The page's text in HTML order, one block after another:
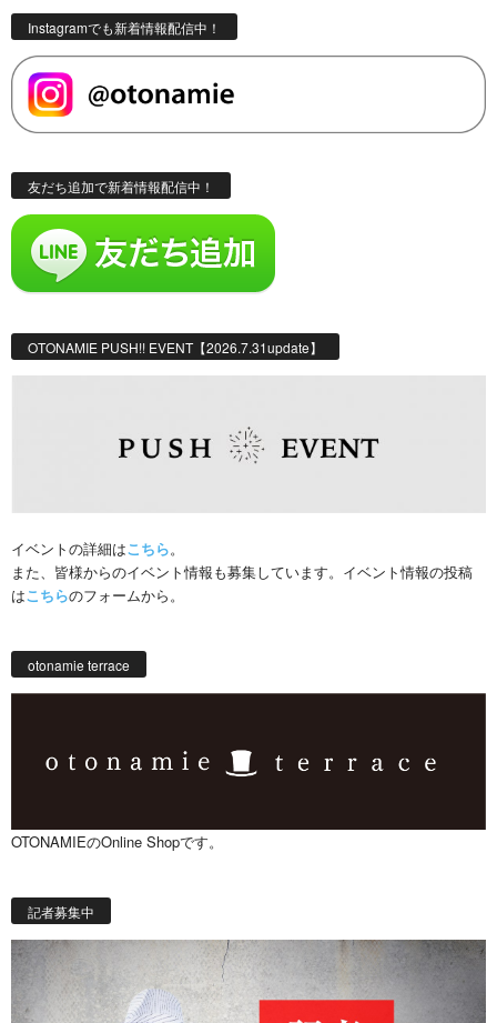
Instagramでも新着情報配信中！
友だち追加で新着情報配信中！
OTONAMIE PUSH!! EVENT【2026.7.31update】
イベントの詳細はこちら。
また、皆様からのイベント情報も募集しています。イベント情報の投稿
はこちらのフォームから。
otonamie terrace
OTONAMIEのOnline Shopです。
記者募集中